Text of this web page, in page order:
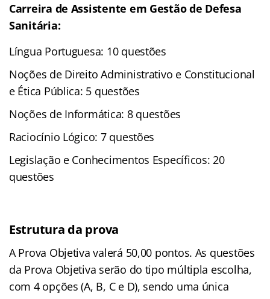
Carreira de Assistente em Gestão de Defesa
Sanitária:
Língua Portuguesa: 10 questões
Noções de Direito Administrativo e Constitucional
e Ética Pública: 5 questões
Noções de Informática: 8 questões
Raciocínio Lógico: 7 questões
Legislação e Conhecimentos Específicos: 20
questões
Estrutura da prova
A Prova Objetiva valerá 50,00 pontos. As questões
da Prova Objetiva serão do tipo múltipla escolha,
com 4 opções (A, B, C e D), sendo uma única